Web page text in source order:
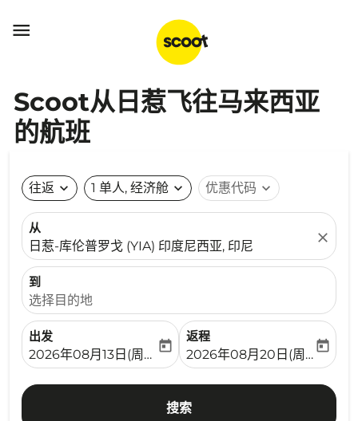

Scoot从日惹飞往马来西亚
的航班
往返 expand_more 1 单人, 经济舱 expand_more 优惠代码 expand_more
从
日惹-库伦普罗戈 (YIA) 印度尼西亚, 印尼
close
到
选择目的地
出发
fc-booking-departure-date-aria-label
2026年08月13日(周四)
today
返程
fc-booking-return-date-
2026年08月20日(周四)
today
搜索